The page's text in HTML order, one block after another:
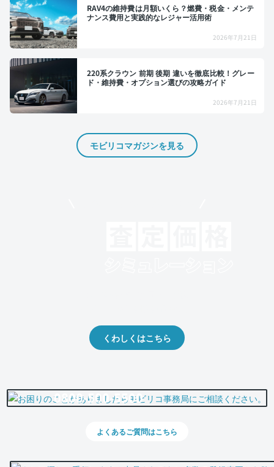
RAV4の維持費は月額いくら？燃費・税金・メンテ
ナンス費用と実践的なレジャー活用術
2026年7月21日
220系クラウン 前期 後期 違いを徹底比較！グレー
ド・維持費・オプション選びの攻略ガイド
2026年7月21日
モビリコマガジンを見る
くわしくはこちら
0800-500-5500
よくあるご質問はこちら